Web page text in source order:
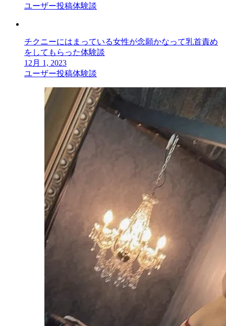
ユーザー投稿体験談
チクニーにはまっている女性が念願かなって乳首責め
をしてもらった体験談
12月 1, 2023
ユーザー投稿体験談